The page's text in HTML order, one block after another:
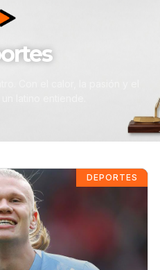
Con el calor, la pasión y el
latino entiende.
DEPORTES